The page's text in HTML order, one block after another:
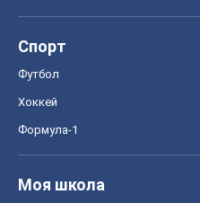
Спорт
Футбол
Хоккей
Формула-1
Моя школа